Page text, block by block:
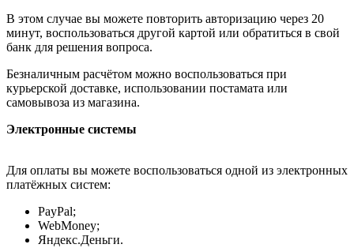
В этом случае вы можете повторить авторизацию через 20
минут, воспользоваться другой картой или обратиться в свой
банк для решения вопроса.
Безналичным расчётом можно воспользоваться при
курьерской доставке, использовании постамата или
самовывоза из магазина.
Электронные системы
Для оплаты вы можете воспользоваться одной из электронных
платёжных систем:
PayPal;
WebMoney;
Яндекс.Деньги.